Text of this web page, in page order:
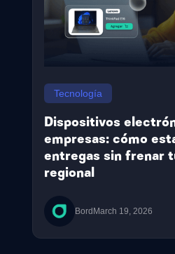
Tecnología
Dispositivos
empresas: cómo
entregas sin frenar
regional
BordMarch 19, 2026